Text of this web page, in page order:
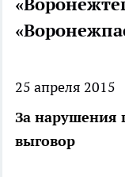
25 апреля 2015
За нарушения
выговор